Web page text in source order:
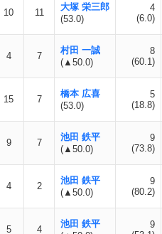
10 11
大塚 栄三郎
(53.0)
4
(6.0)
4 7
村田 一誠
(▲50.0)
8
(60.1)
15 7
橋本 広喜
(53.0)
5
(18.8)
9 7
池田 鉄平
(▲50.0)
9
(73.8)
4 2
池田 鉄平
(▲50.0)
9
(80.2)
5 4
池田 鉄平
9